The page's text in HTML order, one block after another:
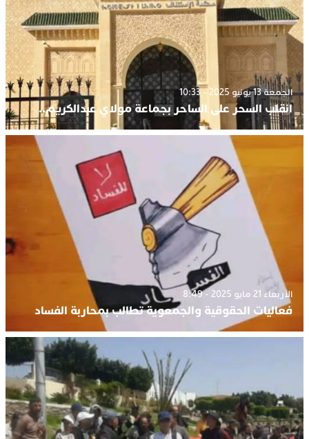
الجمعة 13 يونيو 2025 - 10:33
انقلب السحر على الساحر بجماعة مولاي عبدالكريم..
الأربعاء 21 مايو 2025 - 8:49
فعاليات الحقوقية والجمعوية تطالب بمحاربة الفساد